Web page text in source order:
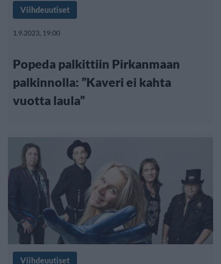
Viihdeuutiset
1.9.2023, 19:00
Popeda palkittiin Pirkanmaan
palkinnolla: ”Kaveri ei kahta
vuotta laula”
Viihdeuutiset